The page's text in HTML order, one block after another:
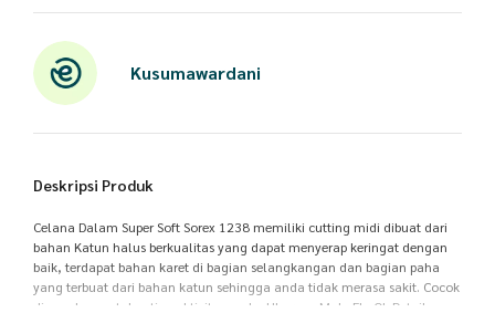
Kusumawardani
Deskripsi Produk
Celana Dalam Super Soft Sorex 1238 memiliki cutting midi dibuat dari
bahan Katun halus berkualitas yang dapat menyerap keringat dengan
baik, terdapat bahan karet di bagian selangkangan dan bagian paha
yang terbuat dari bahan katun sehingga anda tidak merasa sakit. Cocok
digunakan untuk setiap aktivitas anda. Ukuran : M, L, EL, QL Detail